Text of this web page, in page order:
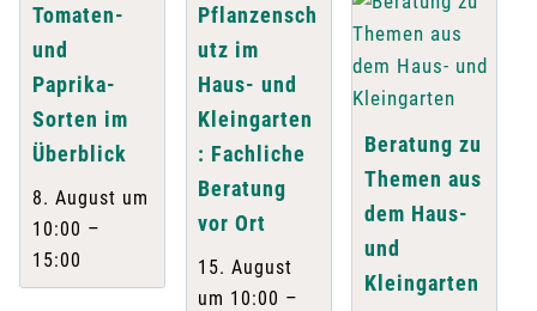
Tomaten-
und
Paprika-
Sorten im
Überblick
8. August um
10:00 –
15:00
Pflanzensch
utz im
Haus- und
Kleingarten
: Fachliche
Beratung
vor Ort
15. August
um 10:00 –
Beratung zu
Themen aus
dem Haus-
und
Kleingarten